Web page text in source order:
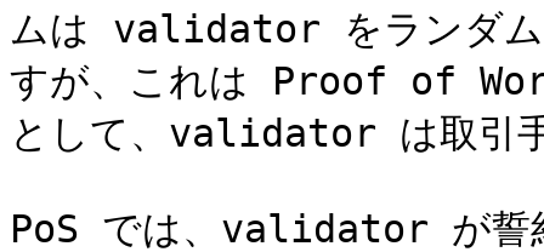
ムは validator をランダム
すが、これは Proof of
として、validator は取引
PoS では、validator が誓